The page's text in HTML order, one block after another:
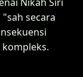
secara